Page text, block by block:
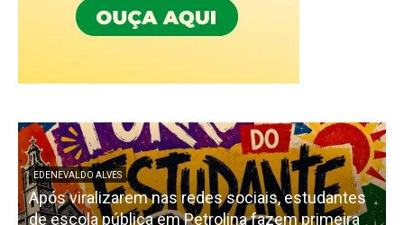
EDENEVALDO ALVES
Após viralizarem nas redes sociais, estudantes
de escola pública em Petrolina fazem primeira